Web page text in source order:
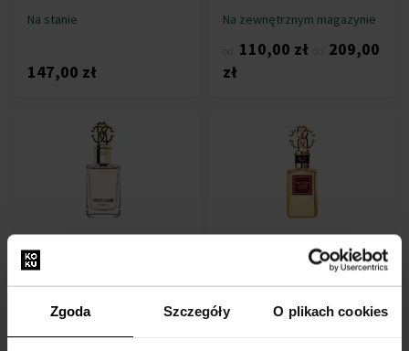
Zgoda Szczegóły O plikach cookies
Na stanie
147,00 zł
Na zewnętrznym magazynie
110,00 zł
209,00
zł
Assoluto Eau de Parfum
- Damskie
Guaiac Woda perfumowana